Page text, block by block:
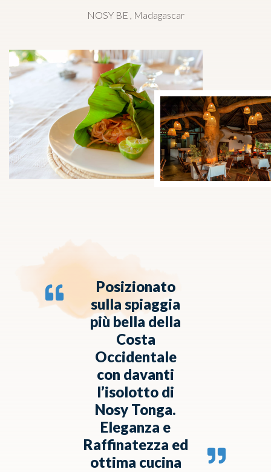
NOSY BE , Madagascar
Posizionato
sulla spiaggia
più bella della
Costa
Occidentale
con davanti
l’isolotto di
Nosy Tonga.
Eleganza e
Raffinatezza ed
ottima cucina